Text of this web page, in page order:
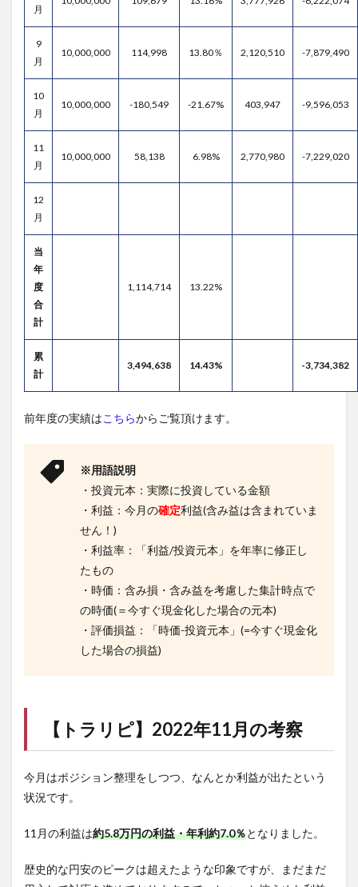
月
9
月
10,000,000 114,998 13.80％ 2,120,510 -7,879,490
10
月
10,000,000 -180,549 -21.67% 403,947 -9,596,053
11
月
10,000,000 58,138 6.98% 2,770,980 -7,229,020
12
月
当
年
度
合
計
1,114,714 13.22%
累
計
3,494,638 14.43% -3,734,382
前年度の実績はこちらからご覧頂けます。
※用語説明
・投資元本：実際に投資している金額
・利益：今月の確定利益(含み益は含まれていま
せん！)
・利益率：「利益/投資元本」を年率に修正し
たもの
・時価：含み損・含み益を考慮した集計時点で
の時価(＝今すぐ現金化した場合の元本)
・評価損益：「時価-投資元本」(=今すぐ現金化
した場合の損益)
【 トラリピ】2022年11月の考察
今月はポジション整理をしつつ、なんとか利益が出たという
状況です。
11月の利益は約5.8万円の利益・年利約7.0％となりました。
歴史的な円安のピークは超えたような印象ですが、まだまだ